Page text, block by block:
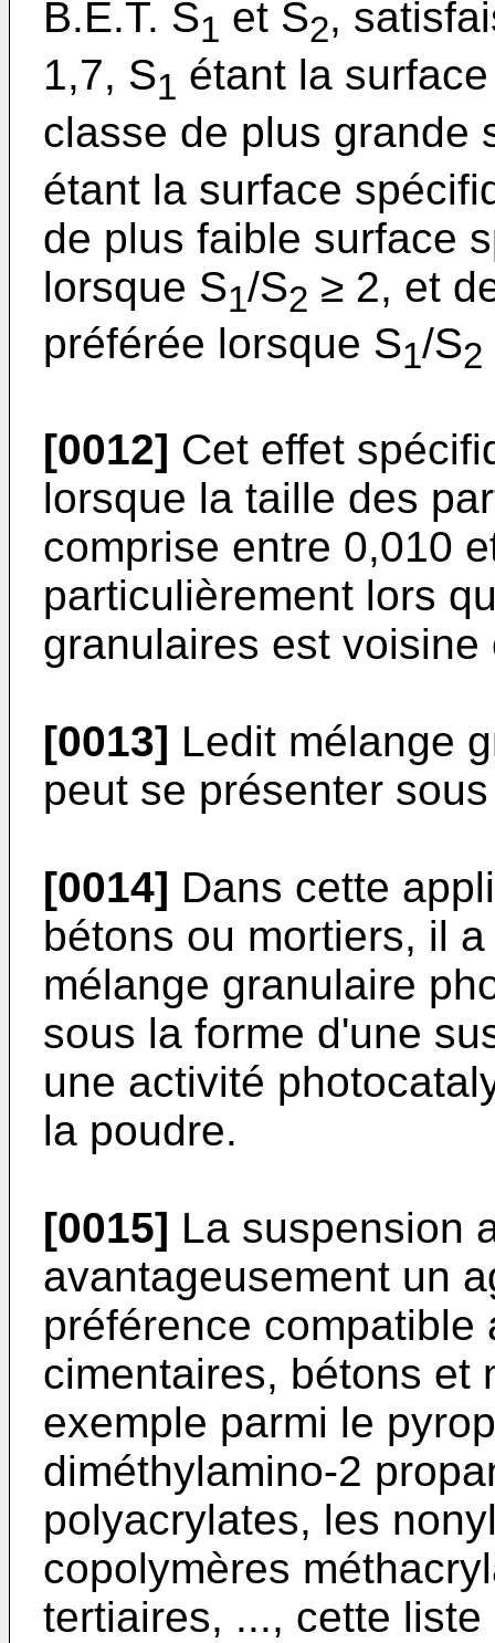
B.E.T. S1 et S2,
1,7, S1 étant la
classe de plus grande
étant la surface
de plus faible surface
lorsque S1/S2 ≥ 2, et
préférée lorsque S1/S2
[0012] Cet effet
lorsque la taille des
comprise entre 0,010
particulièrement lors
granulaires est
[0013] Ledit mélange
peut se présenter
[0014] Dans cette
bétons ou mortiers, il
mélange granulaire
sous la forme d'une
une activité
la poudre.
[0015] La suspension
avantageusement un
préférence compatible
cimentaires, bétons et
exemple parmi le
diméthylamino-2
polyacrylates, les
copolymères
tertiaires, ..., cette